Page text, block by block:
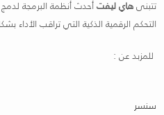
تتبنىهاي ليفتأحدث أنظمة البرمجة
التحكم الرقمية الذكية التي تراقب الأداء
للمزبد عن :
سنسر